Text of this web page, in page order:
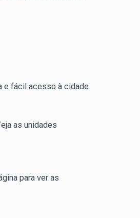
e fácil acesso à cidade.
as unidades
para ver as